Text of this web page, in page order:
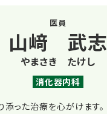
医員
山﨑 武志
やまさき たけし
消化器内科
添った治療を心がけます。